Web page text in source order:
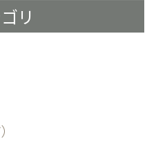
リ